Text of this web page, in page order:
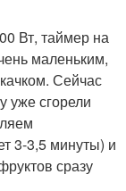
Вт, таймер на
маленьким,
Сейчас
уже сгорели
3-3,5 минуты) и
сразу